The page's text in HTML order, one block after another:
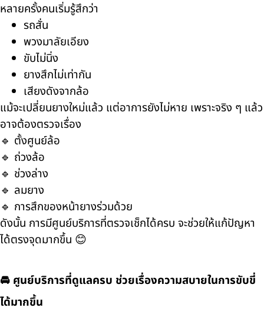
หลายครั้งคนเริ่มรู้สึกว่า
รถสั่น
พวงมาลัยเอียง
ขับไม่นิ่ง
ยางสึกไม่เท่ากัน
เสียงดังจากล้อ
แม้จะเปลี่ยนยางใหม่แล้ว แต่อาการยังไม่หาย เพราะจริง ๆ แล้ว
อาจต้องตรวจเรื่อง
🔹 ตั้งศูนย์ล้อ
🔹 ถ่วงล้อ
🔹 ช่วงล่าง
🔹 ลมยาง
🔹 การสึกของหน้ายางร่วมด้วย
ดังนั้น การมีศูนย์บริการที่ตรวจเช็กได้ครบ จะช่วยให้แก้ปัญหา
ได้ตรงจุดมากขึ้น 😊
🚘 ศูนย์บริการที่ดูแลครบ ช่วยเรื่องความสบายในการขับขี่
ได้มากขึ้น